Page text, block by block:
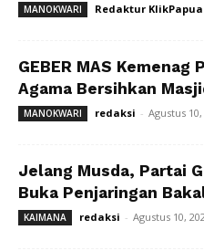
MANOKWARI Redaktur KlikPapua
GEBER MAS Kemenag
Agama Bersihkan
MANOKWARI redaksi - Agustus
Jelang Musda, Partai
Buka Penjaringan
KAIMANA redaksi - Agustus 10,